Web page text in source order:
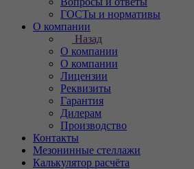
ГОСТы и нормативы
О компании
Назад
О компании
О компании
Лицензии
Реквизиты
Гарантия
Дилерам
Производство
Контакты
Мезонинные стеллажи
Калькулятор расчёта